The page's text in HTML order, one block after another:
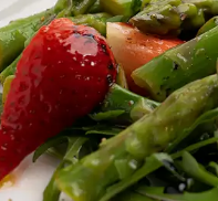
Suche... RIVER PASS